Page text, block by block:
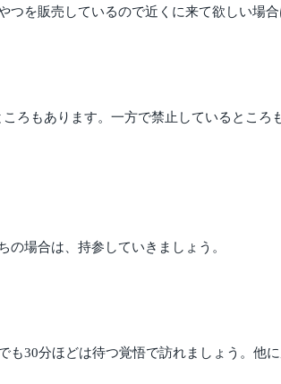
を販売しているので近くに来て欲しい場合
ろもあります。一方で禁止しているとこ
場合は、持参していきましょう。
30分ほどは待つ覚悟で訪れましょう。他